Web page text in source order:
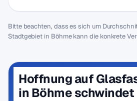
Bitte beachten, dass es sich um
Stadtgebiet in Böhme kann die konkrete
Hoffnung auf
in Böhme schwindet